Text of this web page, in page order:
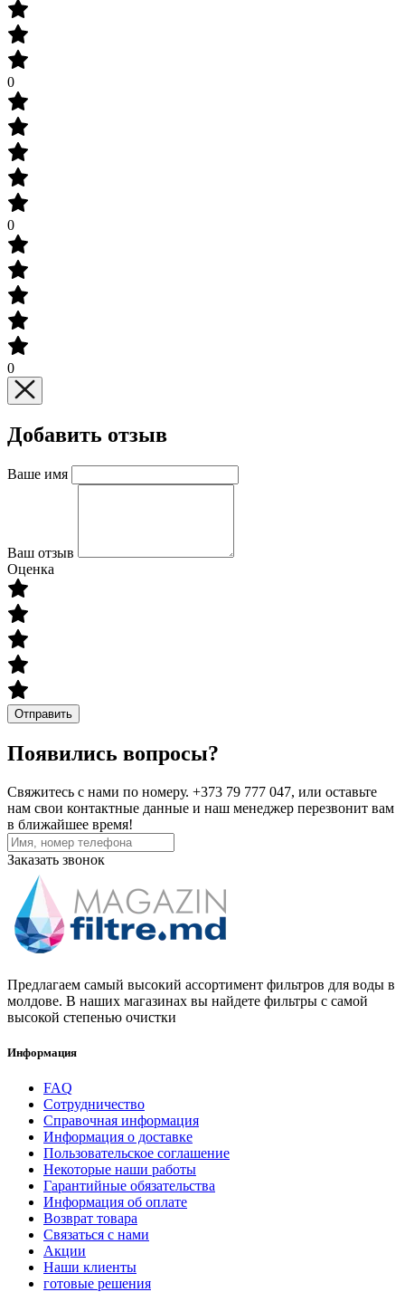
0
0
0
Добавить отзыв
Ваше имя
Ваш отзыв
Оценка
Отправить
Появились вопросы?
Свяжитесь с нами по номеру. +373 79 777 047, или оставьте
нам свои контактные данные и наш менеджер перезвонит вам
в ближайшее время!
Заказать звонок
Предлагаем самый высокий ассортимент фильтров для воды в
молдове. В наших магазинах вы найдете фильтры с самой
высокой степенью очистки
Информация
FAQ
Сотрудничество
Справочная информация
Информация о доставке
Пользовательское соглашение
Некоторые наши работы
Гарантийные обязательства
Информация об оплате
Возврат товара
Связаться с нами
Акции
Наши клиенты
готовые решения